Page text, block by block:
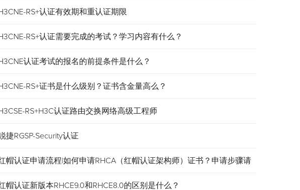
RS+认证有效期和重认证期限
RS+认证需要完成的考试？学习内容有什么？
认证考试的报名的前提条件是什么？
RS+证书是什么级别？证书含金量高么？
RS+H3C认证路由交换网络高级工程师
捷RGSP-Security认证
帽认证申请流程|如何申请RHCA（红帽认证架构师）证书？申请步骤请
帽认证新版本RHCE9.0和RHCE8.0的区别是什么？